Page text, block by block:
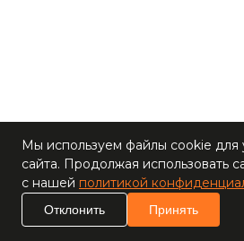
Ракетки
ракеток
ракеток
Мы используем файлы cookie для
сайта. Продолжая использовать
с нашей политикой
Отклонить Принять